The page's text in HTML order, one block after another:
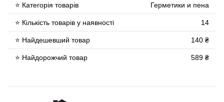
⭐ Категорія товарів Герметики и пена
⭐ Кількість товарів у наявності 14
⭐ Найдешевший товар 140 ₴
⭐ Найдорожчий товар 589 ₴